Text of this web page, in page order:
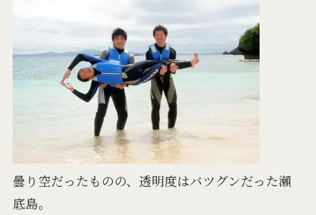
曇り空だったものの、透明度はバツグンだった瀬
底島。